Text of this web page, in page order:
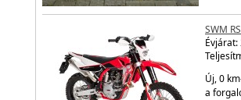
SWM
Évjárat:
Új, 0
a